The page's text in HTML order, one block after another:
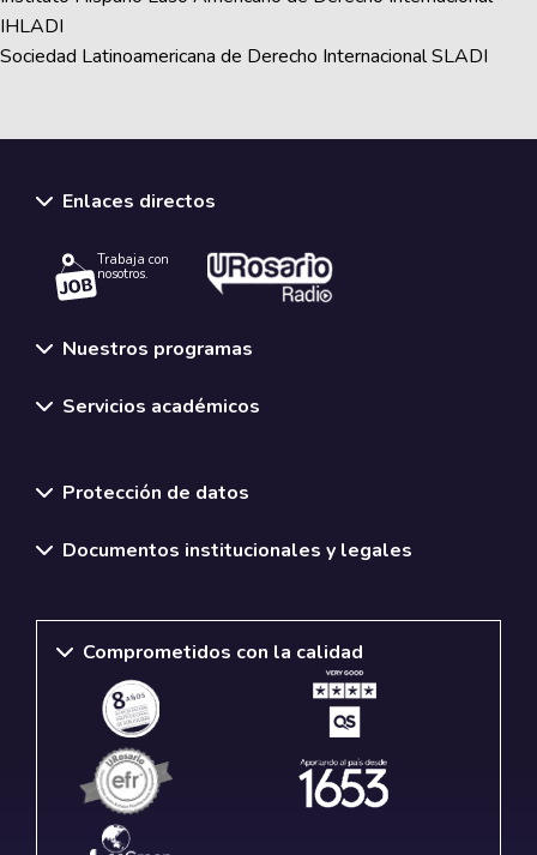
IHLADI
Sociedad Latinoamericana de Derecho Internacional SLADI
Enlaces directos
Trabaja con
nosotros.
Nuestros programas
Servicios académicos
Protección de datos
Documentos institucionales y legales
Comprometidos con la calidad